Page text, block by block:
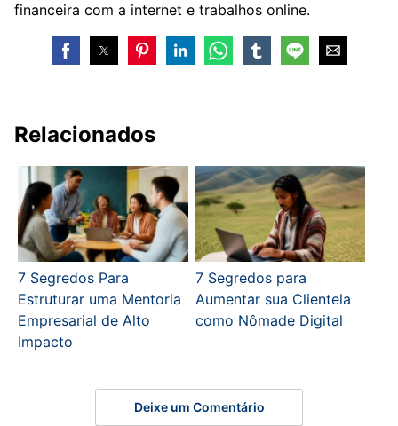
financeira com a internet e trabalhos online.
Relacionados
7 Segredos Para
Estruturar uma Mentoria
Empresarial de Alto
Impacto
7 Segredos para
Aumentar sua Clientela
como Nômade Digital
Deixe um Comentário